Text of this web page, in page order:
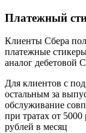
Платежный
Клиенты Сбера
платежные
аналог дебетовой
Для клиентов с
остальным за
обслуживание
при тратах от
рублей в месяц